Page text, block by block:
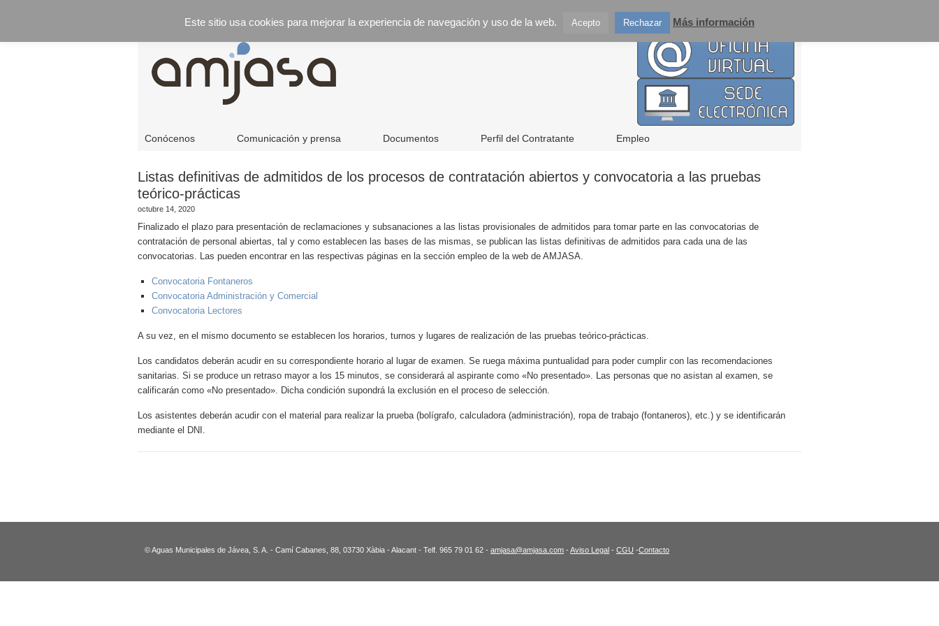
Conócenos Comunicación y prensa Documentos Perfil del Contratante Empleo
Listas definitivas de admitidos de los procesos de contratación abiertos y convocatoria a las pruebas
teórico-prácticas
octubre 14, 2020
Finalizado el plazo para presentación de reclamaciones y subsanaciones a las listas provisionales de admitidos para tomar parte en las convocatorias de
contratación de personal abiertas, tal y como establecen las bases de las mismas, se publican las listas definitivas de admitidos para cada una de las
convocatorias. Las pueden encontrar en las respectivas páginas en la sección empleo de la web de AMJASA.
Convocatoria Fontaneros
Convocatoria Administración y Comercial
Convocatoria Lectores
A su vez, en el mismo documento se establecen los horarios, turnos y lugares de realización de las pruebas teórico-prácticas.
Los candidatos deberán acudir en su correspondiente horario al lugar de examen. Se ruega máxima puntualidad para poder cumplir con las recomendaciones
sanitarias. Si se produce un retraso mayor a los 15 minutos, se considerará al aspirante como «No presentado». Las personas que no asistan al examen, se
calificarán como «No presentado». Dicha condición supondrá la exclusión en el proceso de selección.
Los asistentes deberán acudir con el material para realizar la prueba (bolígrafo, calculadora (administración), ropa de trabajo (fontaneros), etc.) y se identificarán
mediante el DNI.
© Aguas Municipales de Jávea, S. A. - Camí Cabanes, 88, 03730 Xàbia - Alacant - Telf. 965 79 01 62 - amjasa@amjasa.com - Aviso Legal - CGU -Contacto
Este sitio usa cookies para mejorar la experiencia de navegación y uso de la web. Acepto Rechazar Más información